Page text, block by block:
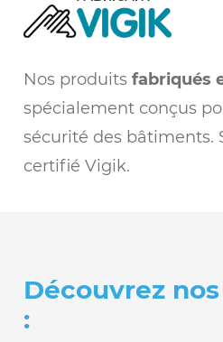
Nos produits fabriqués
spécialement conçus
sécurité des bâtiments.
certifié Vigik.
Découvrez
: